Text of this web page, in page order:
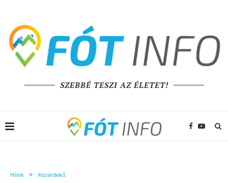
SZEBBÉ TESZI AZ ÉLETET!
Hírek Közérdekű